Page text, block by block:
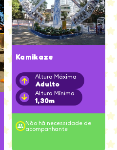
Kamikaze
Altura Máxima
Adulto
Altura Mínima
1,30m
Não há necessidade de
acompanhante